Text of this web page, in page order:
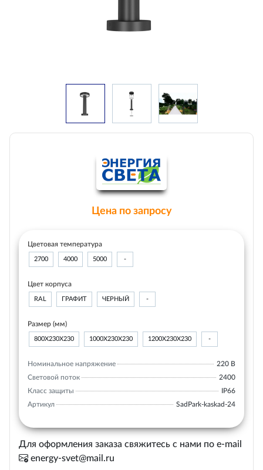
Цена по запросу
Цветовая температура
2700 4000 5000 -
Цвет корпуса
RAL ГРАФИТ ЧЕРНЫЙ -
Размер (мм)
800Х230Х230 1000Х230Х230 1200Х230Х230 -
Номинальное напряжение
220 В
Световой поток
2400
Класс защиты
IP66
Артикул
SadPark-kaskad-24
Для оформления заказа свяжитесь с нами по e-mail
energy-svet@mail.ru